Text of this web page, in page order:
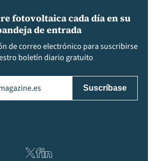
fotovoltaica cada día en su
de entrada
de correo electrónico para suscribirse
boletín diario gratuito